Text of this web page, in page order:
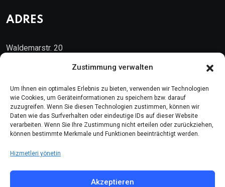
Zustimmung verwalten
Um Ihnen ein optimales Erlebnis zu bieten, verwenden wir Technologien
wie Cookies, um Geräteinformationen zu speichern bzw. darauf
zuzugreifen. Wenn Sie diesen Technologien zustimmen, können wir
Daten wie das Surfverhalten oder eindeutige IDs auf dieser Website
verarbeiten. Wenn Sie Ihre Zustimmung nicht erteilen oder zurückziehen,
können bestimmte Merkmale und Funktionen beeinträchtigt werden.
Hizmetleri yönetin
Akzeptieren
ADRES
Waldemarstr. 20
Kontakt
Telefon: (030) 616 58 700
Faks : (030) 616 58 395
E-Posta: cemevi@alevi.org